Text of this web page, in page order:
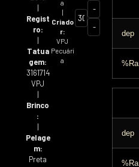
|
Regist
ro:
|
Tatua
gem:
3161714
VPJ
|
Brinco
:
|
Pelage
m:
Preta
a
|
Criado
r:
VPJ
Pecuári
a
dep
dep
3003010VPJ
-
-